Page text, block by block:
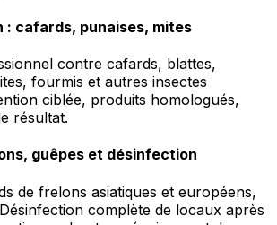
: cafards, punaises, mites
contre cafards, blattes,
fourmis et autres insectes
ciblée, produits homologués,
résultat.
guêpes et désinfection
de frelons asiatiques et européens,
complète de locaux après